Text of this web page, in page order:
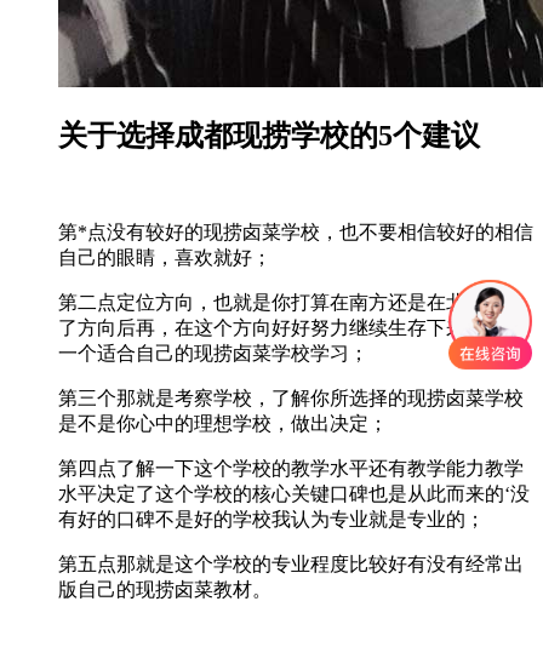
关于选择成都现捞学校的5个建议
第*点没有较好的现捞卤菜学校，也不要相信较好的相信
自己的眼睛，喜欢就好；
第二点定位方向，也就是你打算在南方还是在北方定位
了方向后再，在这个方向好好努力继续生存下来然后找
一个适合自己的现捞卤菜学校学习；
第三个那就是考察学校，了解你所选择的现捞卤菜学校
是不是你心中的理想学校，做出决定；
第四点了解一下这个学校的教学水平还有教学能力教学
水平决定了这个学校的核心关键口碑也是从此而来的‘没
有好的口碑不是好的学校我认为专业就是专业的；
第五点那就是这个学校的专业程度比较好有没有经常出
版自己的现捞卤菜教材。